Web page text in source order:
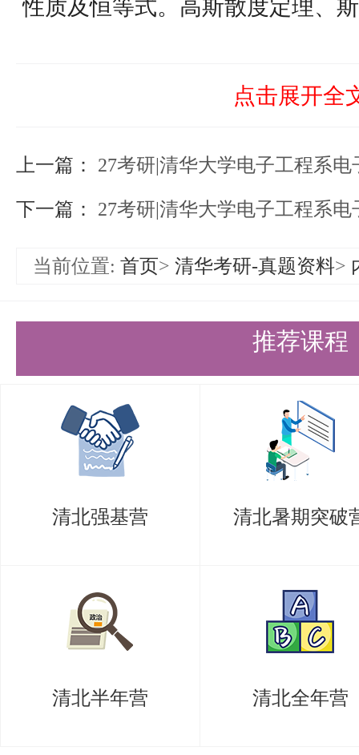
性质及恒等式。高斯散度定理、
必须掌握的重要知识点。这些基
电磁场的基本规律
电磁场的基本规律是理解电磁现
变电磁场与麦克斯韦方程组，以
助于考生理解电磁场的本质，还
供理论依据。
静电场与静磁场是电磁场理论的
量与力的性质及计算方法。磁矢
静磁场分析中的应用，以及磁场
矩的概念，都是考生必须掌握的
点击展开全
上一篇： 27考研|清华大学电子工程系电子
下一篇： 27考研|清华大学电子工程系电子
当前位置: 首页> 清华考研-真题资料>
推荐课程
清北强基营 清北暑期突破
清北半年营 清北全年营